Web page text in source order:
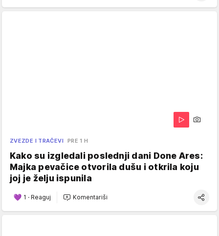
ZVEZDE I TRAČEVI PRE 1 H
Kako su izgledali poslednji dani Done Ares:
Majka pevačice otvorila dušu i otkrila koju
joj je želju ispunila
1 · Reaguj Komentariši